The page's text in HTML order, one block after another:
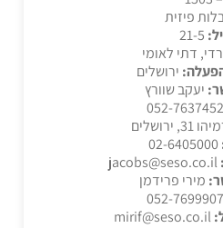
פיזית
21-5
דתי לאומי
ירושלים
יעקב שוורץ
31, ירושלים
jacobs@seso.co.il
מירי פרידמן
052-7699907
mirif@seso.co.il